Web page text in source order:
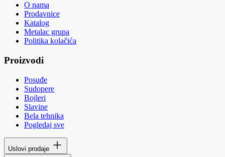
O nama
Prodavnice
Katalog
Metalac grupa
Politika kolačića
Proizvodi
Posuđe
Sudopere
Bojleri
Slavine
Bela tehnika
Pogledaj sve
Uslovi prodaje